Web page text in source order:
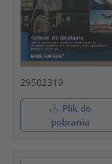
29502319
Plik do
pobrania